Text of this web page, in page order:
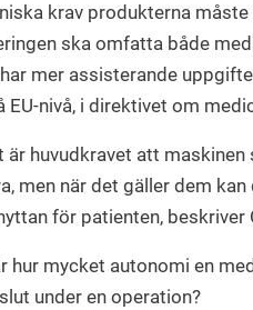
krav produkterna
ska omfatta både
mer assisterande
EU-nivå, i direktivet om
huvudkravet att
men när det gäller dem
för patienten, beskriver
hur mycket autonomi en
under en operation?